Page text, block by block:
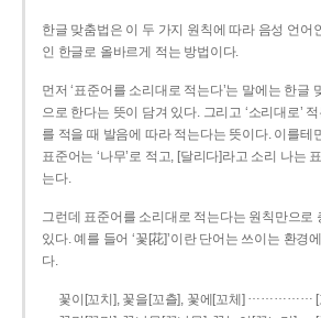
한글 맞춤법은 이 두 가지 원칙에 따라 음성 언어
인 한글로 올바르게 적는 방법이다.
먼저 ‘표준어를 소리대로 적는다’는 말에는 한글
으로 한다는 뜻이 담겨 있다. 그리고 ‘소리대로’
를 적을 때 발음에 따라 적는다는 뜻이다. 이를테
표준어는 ‘나무’로 적고, [달리다]라고 소리 나는
는다.
그런데 표준어를 소리대로 적는다는 원칙만으로
있다. 예를 들어 ‘꽃[花]’이란 단어는 쓰이는 환경
다.
꽃이[꼬치], 꽃을[꼬츨], 꽃에[꼬체] ……………